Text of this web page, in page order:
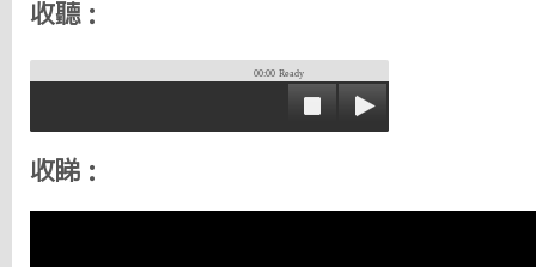
收聽：
00:00 Ready
收睇：